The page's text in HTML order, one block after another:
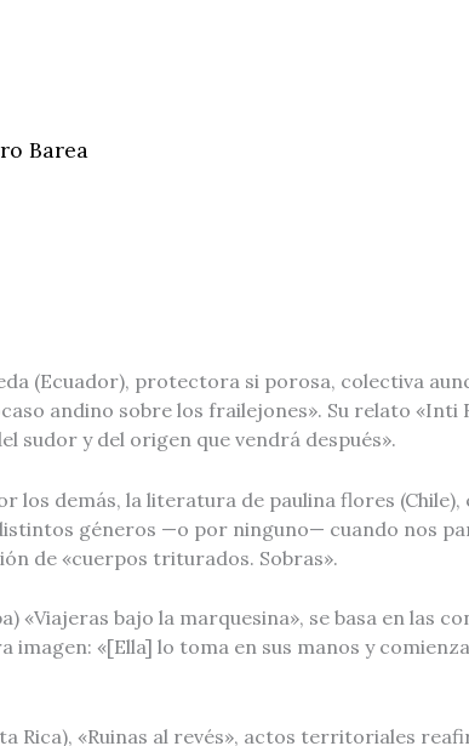
Barea
(Ecuador), protectora si porosa, colectiva
andino sobre los frailejones». Su relato «Inti
sudor y del origen que vendrá después».
los demás, la literatura de paulina flores (Chile),
géneros —o por ninguno— cuando nos
de «cuerpos triturados. Sobras».
«Viajeras bajo la marquesina», se basa en
«[Ella] lo toma en sus manos y
Rica), «Ruinas al revés», actos territoriales